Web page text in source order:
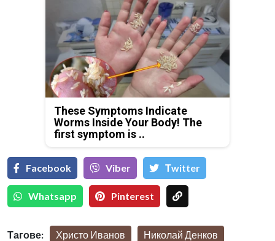
These Symptoms Indicate
Worms Inside Your Body! The
first symptom is ..
Facebook Viber Тwitter
Whatsapp Pinterest
Тагове: Христо Иванов Николай Денков